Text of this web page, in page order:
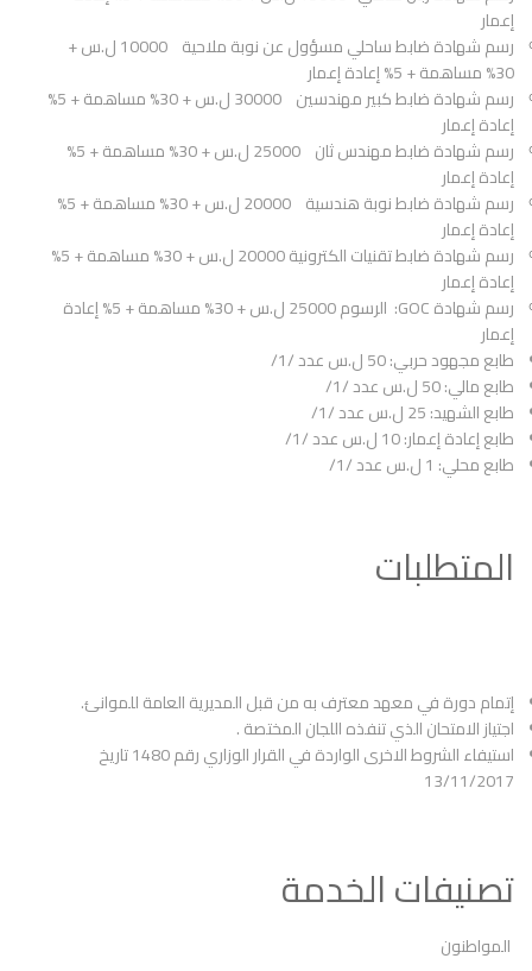
إعمار
رسم شهادة ضابط ساحلي مسؤول عن نوبة ملاحية 10000 ل.س +
30% مساهمة + 5% إعادة إعمار
رسم شهادة ضابط كبير مهندسين 30000 ل.س + 30% مساهمة + 5%
إعادة إعمار
رسم شهادة ضابط مهندس ثان 25000 ل.س + 30% مساهمة + 5%
إعادة إعمار
رسم شهادة ضابط نوبة هندسية 20000 ل.س + 30% مساهمة + 5%
إعادة إعمار
رسم شهادة ضابط تقنيات الكترونية 20000 ل.س + 30% مساهمة + 5%
إعادة إعمار
رسم شهادة GOC: الرسوم 25000 ل.س + 30% مساهمة + 5% إعادة
إعمار
طابع مجهود حربي: 50 ل.س عدد /1/
طابع مالي: 50 ل.س عدد /1/
طابع الشهيد: 25 ل.س عدد /1/
طابع إعادة إعمار: 10 ل.س عدد /1/
طابع محلي: 1 ل.س عدد /1/
المتطلبات
إتمام دورة في معهد معترف به من قبل المديرية العامة للموانئ.
اجتياز الامتحان الذي تنفذه اللجان المختصة .
استيفاء الشروط الاخرى الواردة في القرار الوزاري رقم 1480 تاريخ
13/11/2017
تصنيفات الخدمة
المواطنون